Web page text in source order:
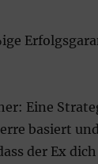
Eine
basiert
der Ex